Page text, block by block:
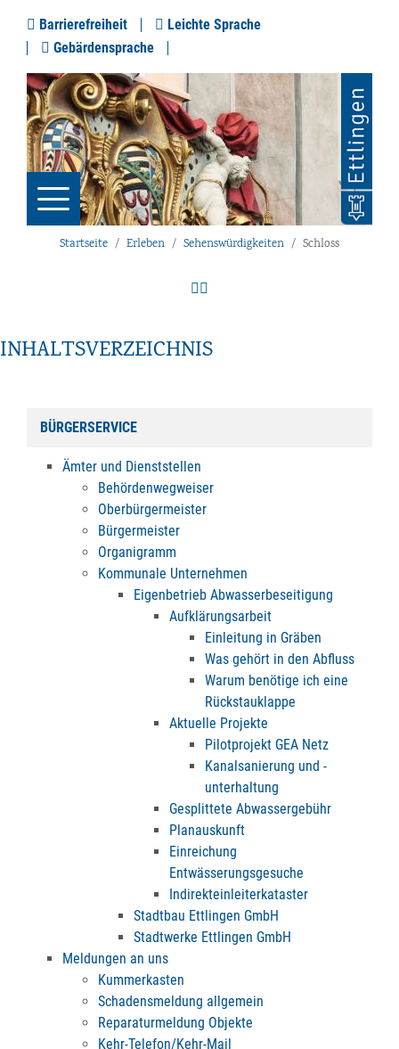
Barrierefreiheit
Leichte Sprache
Gebärdensprache
Startseite Erleben Sehenswürdigkeiten Schloss
INHALTSVERZEICHNIS
BÜRGERSERVICE
Ämter und Dienststellen
Behördenwegweiser
Oberbürgermeister
Bürgermeister
Organigramm
Kommunale Unternehmen
Eigenbetrieb Abwasserbeseitigung
Aufklärungsarbeit
Einleitung in Gräben
Was gehört in den Abfluss
Warum benötige ich eine
Rückstauklappe
Aktuelle Projekte
Pilotprojekt GEA Netz
Kanalsanierung und -
unterhaltung
Gesplittete Abwassergebühr
Planauskunft
Einreichung
Entwässerungsgesuche
Indirekteinleiterkataster
Stadtbau Ettlingen GmbH
Stadtwerke Ettlingen GmbH
Meldungen an uns
Kummerkasten
Schadensmeldung allgemein
Reparaturmeldung Objekte
Kehr-Telefon/Kehr-Mail